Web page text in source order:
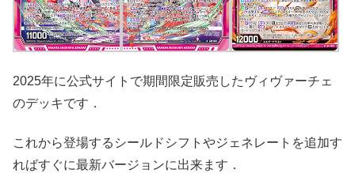
2025年に公式サイトで期間限定販売したヴィヴァーチェ
のデッキです．
これから登場するシールドシフトやジェネレートを追加す
ればすぐに最新バージョンに出来ます．